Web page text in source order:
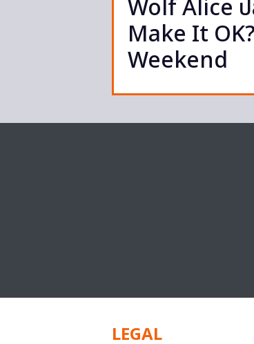
Wolf Alice ป
Make It
Weekend
LEGAL